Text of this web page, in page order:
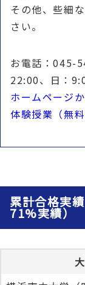
その他、些細
さい。
お電話：045-
22:00、日：
ホームページ
体験授業（無
累計合格実
71%実績）